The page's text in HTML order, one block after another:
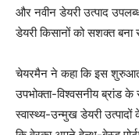
और नवीन डेयरी उत्पाद
डेयरी किसानों को सशक्त बना
चेयरमैन ने कहा कि इस
उपभोक्ता-विश्वसनीय ब्रांड
स्वास्थ्य-उन्मुख डेयरी